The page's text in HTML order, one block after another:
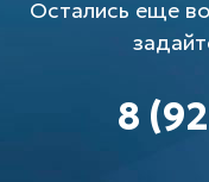
Остались еще
8